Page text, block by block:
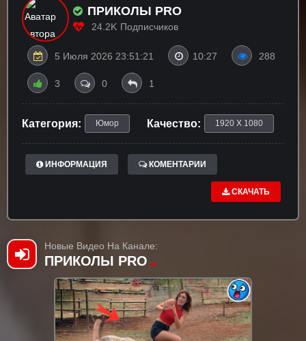
ПРИКОЛЫ PRO
24.2K Подписчиков
5 Июля 2026 23:51:21 10:27 288
3 0 1
Категория: Юмор Качество: 1920 X 1080
ИНФОРМАЦИЯ КОМЕНТАРИИ
СКАЧАТЬ
Новые Видео На Канале:
ПРИКОЛЫ PRO